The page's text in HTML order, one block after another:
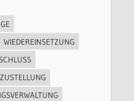
WIEDEREINSETZUNG
ZUSTELLUNG